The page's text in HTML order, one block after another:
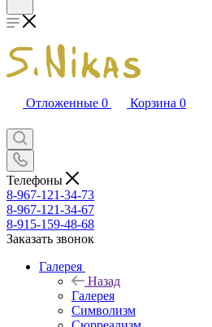
Отложенные 0 Корзина 0
Телефоны
8-967-121-34-73
8-967-121-34-67
8-915-159-48-68
Заказать звонок
Галерея
Назад
Галерея
Символизм